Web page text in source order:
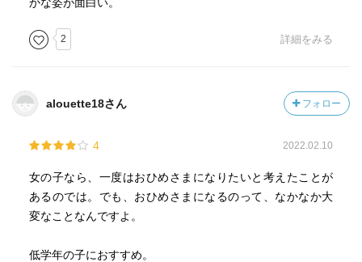
2 詳細をみる
alouette18さん フォロー
4 2022.02.10
女の子なら、一度はおひめさまになりたいと考えたことが
あるのでは。でも、おひめさまになるのって、なかなか大
変なことなんですよ。
低学年の子におすすめ。